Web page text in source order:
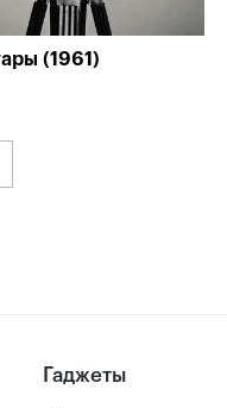
(1961)
Гаджеты